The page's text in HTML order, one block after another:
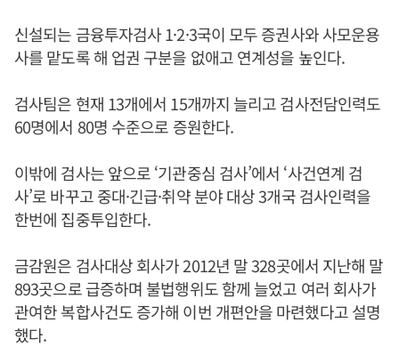
신설되는 금융투자검사 1·2·3국이 모두 증권사와 사모운용
사를 맡도록 해 업권 구분을 없애고 연계성을 높인다.
검사팀은 현재 13개에서 15개까지 늘리고 검사전담인력도
60명에서 80명 수준으로 증원한다.
이밖에 검사는 앞으로 ‘기관중심 검사’에서 ‘사건연계 검
사’로 바꾸고 중대·긴급·취약 분야 대상 3개국 검사인력을
한번에 집중투입한다.
금감원은 검사대상 회사가 2012년 말 328곳에서 지난해 말
893곳으로 급증하며 불법행위도 함께 늘었고 여러 회사가
관여한 복합사건도 증가해 이번 개편안을 마련했다고 설명
했다.